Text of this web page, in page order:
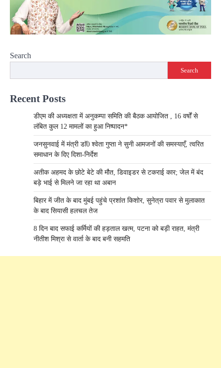
Search
Search
Recent Posts
डीएम की अध्यक्षता में अनुकम्पा समिति की बैठक आयोजित , 16 वर्षों से
लंबित कुल 12 मामलों का हुआ निष्पादन*
जनसुनवाई में मंत्री डाॅ0 श्वेता गुप्ता ने सुनी आमजनों की समस्याएँ, त्वरित
समाधान के दिए दिशा-निर्देश
अतीक अहमद के छोटे बेटे की मौत, डिवाइडर से टकराई कार; जेल में बंद
बड़े भाई से मिलने जा रहा था अबान
बिहार में जीत के बाद मुंबई पहुंचे प्रशांत किशोर, सुनेत्रा पवार से मुलाकात
के बाद सियासी हलचल तेज
8 दिन बाद सफाई कर्मियों की हड़ताल खत्म, पटना को बड़ी राहत, मंत्री
नीतीश मिश्रा से वार्ता के बाद बनी सहमति